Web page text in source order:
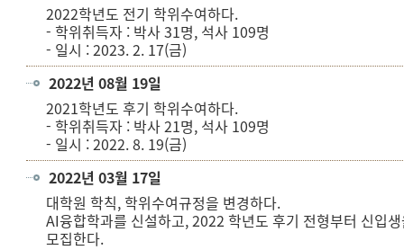
2022학년도 전기 학위수여하다.
- 학위취득자 : 박사 31명, 석사 109명
- 일시 : 2023. 2. 17(금)
2022년 08월 19일
2021학년도 후기 학위수여하다.
- 학위취득자 : 박사 21명, 석사 109명
- 일시 : 2022. 8. 19(금)
2022년 03월 17일
대학원 학칙, 학위수여규정을 변경하다.
AI융합학과를 신설하고, 2022 학년도 후기 전형부터 신입
모집한다.